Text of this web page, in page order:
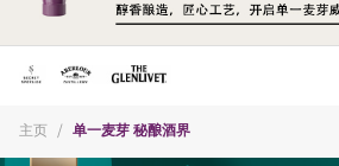
主页 / 单一麦芽 秘酿酒界